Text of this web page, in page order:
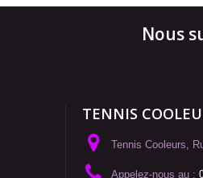
Nous
TENNIS
Tennis Cooleurs,
Appelez-nous au :